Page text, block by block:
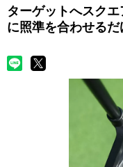
ターゲットへスク
に照準を合わせるだ